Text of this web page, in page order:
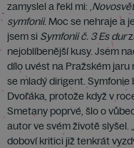
zamyslel a řekl mi: ,
symfonii. Moc se nehraje a
jsem si Symfonii č. 3 Es dur
nejoblíbenější kusy. Jsem
dílo uvést na Pražském
se mladý dirigent. Symfonie
Dvořáka, protože když v
Smetany poprvé, šlo o
autor ve svém životě slyšel.
doboví kritici již tenkrát